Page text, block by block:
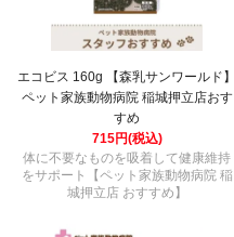
エコビス 160g 【森乳サンワールド】
ペット家族動物病院 稲城押立店おす
すめ
715円(税込)
体に不要なものを吸着して健康維持
をサポート【ペット家族動物病院 稲
城押立店 おすすめ】